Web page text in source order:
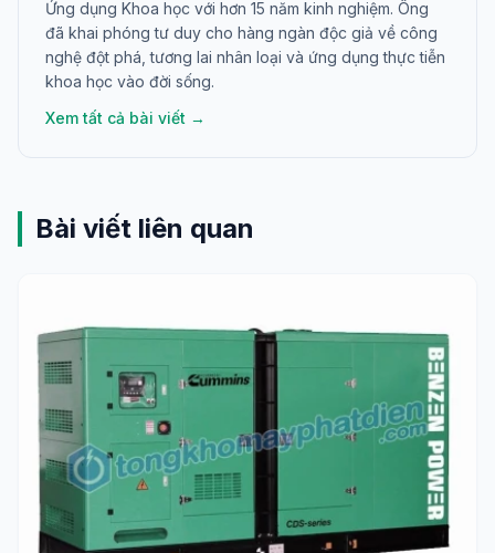
Ứng dụng Khoa học với hơn 15 năm kinh nghiệm. Ông
đã khai phóng tư duy cho hàng ngàn độc giả về công
nghệ đột phá, tương lai nhân loại và ứng dụng thực tiễn
khoa học vào đời sống.
Xem tất cả bài viết →
Bài viết liên quan